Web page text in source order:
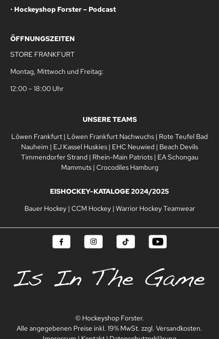
• Hockeyshop Forster – Podcast
ÖFFNUNGSZEITEN
STORE FRANKFURT
Montag, Mittwoch und Freitag:
12:00 – 18:00 Uhr
UNSERE TEAMS
Löwen Frankfurt | Löwen Frankfurt Nachwuchs | Rote Teufel Bad
Nauheim | EJ Kassel Huskies | EHC Neuwied | Beach Devils
Timmendorfer Strand | Rhein-Main Patriots| EA Schongau
Mammuts| Crocodiles Hamburg
EISHOCKEY-KATALOGE 2024/2025
Bauer Hockey| CCM Hockey| Warrior Hockey Teamwear
© Hockeyshop Forster.
Alle angegebenen Preise inkl. 19% MwSt. zzgl. Versandkosten.